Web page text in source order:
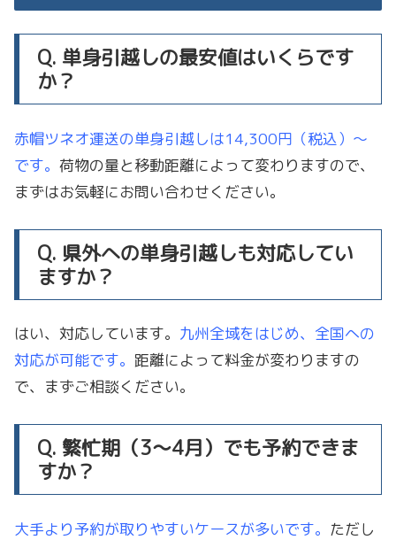
Q. 単身引越しの最安値はいくらです
か？
赤帽ツネオ運送の単身引越しは14,300円（税込）〜
です。 荷物の量と移動距離によって変わりますので、
まずはお気軽にお問い合わせください。
Q. 県外への単身引越しも対応してい
ますか？
はい、対応しています。 九州全域をはじめ、全国への
対応が可能です。 距離によって料金が変わりますの
で、まずご相談ください。
Q. 繁忙期（3〜4月）でも予約できま
すか？
大手より予約が取りやすいケースが多いです。 ただし